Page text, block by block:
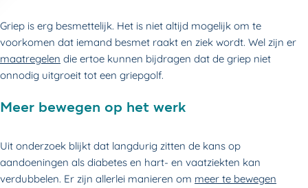
Griep is erg besmettelijk. Het is niet altijd mogelijk om te
voorkomen dat iemand besmet raakt en ziek wordt. Wel zijn er
maatregelen die ertoe kunnen bijdragen dat de griep niet
onnodig uitgroeit tot een griepgolf.
Meer bewegen op het werk
Uit onderzoek blijkt dat langdurig zitten de kans op
aandoeningen als diabetes en hart- en vaatziekten kan
verdubbelen. Er zijn allerlei manieren om meer te bewegen